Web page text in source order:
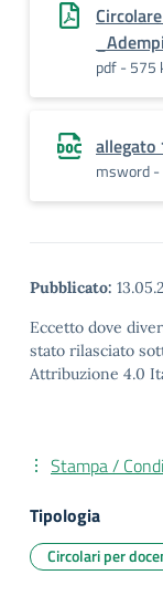
pdf - 575
allegato
msword
Pubblicato:
Eccetto dove
stato rilasciato
Attribuzione 4.0
Stampa /
Tipologia
Circolari per